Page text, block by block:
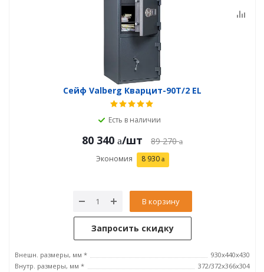
Сейф Valberg Кварцит-90Т/2 EL
Есть в наличии
80 340 /шт 89 270
Экономия 8 930
В корзину
Запросить скидку
Внешн. размеры, мм *
930x440x430
Внутр. размеры, мм *
372/372x366x304